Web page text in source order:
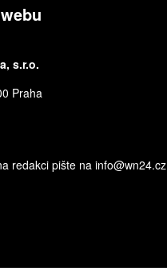
s.r.o.
Praha
redakci pište na info@wn24.cz